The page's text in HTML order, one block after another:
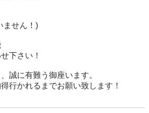
ません！)
下さい！
誠に有難う御座います。
行かれるまでお願い致します！